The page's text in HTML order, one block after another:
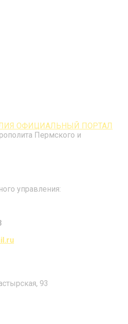
ОФИЦИАЛЬНЫЙ ПОРТАЛ
Пермского и
управления:
93